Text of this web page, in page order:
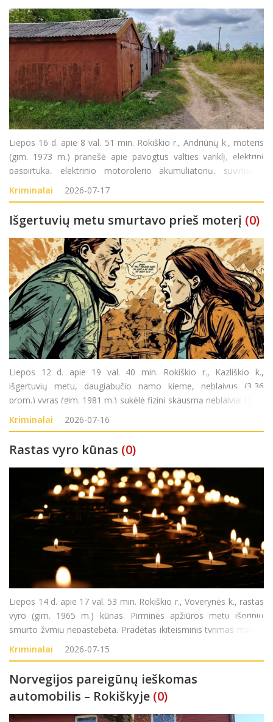
Liepos 16 d. apie 8 val. 51 min. Rokiškio r., Andriūnų k., moteris
(gim. 1973 m.) pranešė apie pavogtus valties variklį, elektrinį
paspirtuką, elektrinio motorolerio akumuliatorių, suvirinimo
aparatą, orapūtę, kampinį šlifuoklį iš garažo. Turtinė žala
tikslinama. Pradėta
Kriminalai 2026-07-17
Išgertuvių metu smurtavo prieš moterį (0)
Liepos 12 d. apie 19 val. 40 min. Rokiškio r., Kazliškio k.,
išgertuvių metu, daugiabučio namo kieme, neblaivus (3,36
prom.) vyras (gim. 1981 m.) sukėlė fizinį skausmą neblaiviai (3,33
prom.) moteriai (gim. 1989 m.). Pradėtas ikiteisminis tyrimas
pagal LR BK 140 str.
Kriminalai 2026-07-16
Rastas vyro kūnas (0)
Liepos 14 d. apie 17 val. 53 min. Rokiškio r., Voverynės k., rastas
vyro (gim. 1965 m.) kūnas. Pirminės apžiūros metu išorinių
smurto žymių nepastebėta. Pradėtas ikiteisminis tyrimas mirties
priežasčiai nustatyti.
Kriminalai 2026-07-15
Norvegijos pareigūnų ieškomas
automobilis – Rokiškyje (0)